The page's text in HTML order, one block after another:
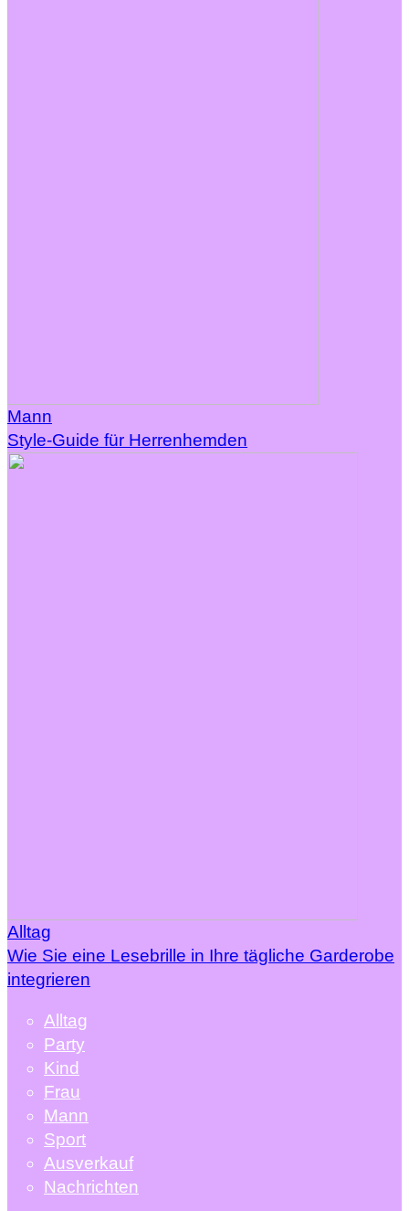
Mann
Style-Guide für Herrenhemden
Alltag
Wie Sie eine Lesebrille in Ihre tägliche Garderobe
integrieren
Alltag
Party
Kind
Frau
Mann
Sport
Ausverkauf
Nachrichten